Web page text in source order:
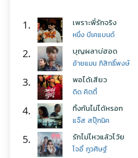
1. เพราะพี่รักจริง
หนึ่ง บีเคแบนด์
2. บุญผลาบ่ฮอด
อ้ายแมน ภิสิทธิ์พงษ์
3. พอได้เสียว
ดิด คิตตี้
4. ทิ้งกันไม่ได้หรอก
แจ๊ส สปุ๊กนิค
5. รักไม่ไหวแล้วโว้ย
โจอี้ ภูวศิษฐ์